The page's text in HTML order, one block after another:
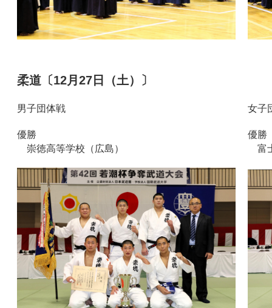
柔道〔12月27日（土）〕
男子団体戦 女子
優勝
崇徳高等学校（広島）
優勝
富